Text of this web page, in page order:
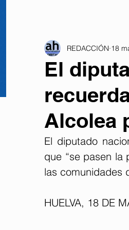
El
Alcolea
REDACCIÓN 18
El diputado
que “se pasen la
las comunidades
HUELVA, 18 DE